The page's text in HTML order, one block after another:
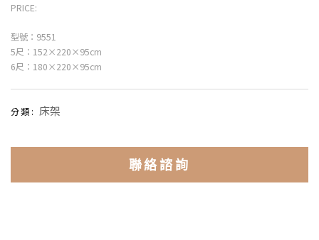
PRICE:
型號：9551
5尺：152×220×95cm
6尺：180×220×95cm
分類: 床架
聯絡諮詢